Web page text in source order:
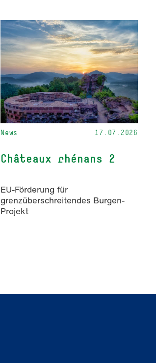
News 17.07.2026
Châteaux rhénans 2
EU-Förderung für
grenzüberschreitendes Burgen-
Projekt